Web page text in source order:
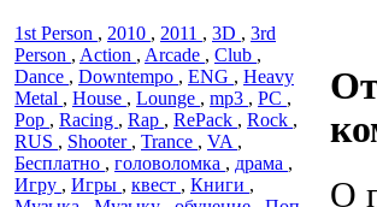
1st Person , 2010 , 2011 , 3D , 3rd
Person , Action , Arcade , Club ,
Dance , Downtempo , ENG , Heavy
Metal , House , Lounge , mp3 , PC ,
Pop , Racing , Rap , RePack , Rock ,
RUS , Shooter , Trance , VA ,
Бесплатно , головоломка , драма ,
Игру , Игры , квест , Книги ,
О